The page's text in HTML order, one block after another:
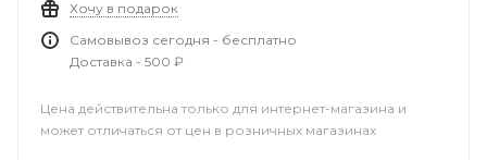
Хочу в подарок
Самовывоз сегодня - бесплатно
Доставка - 500 ₽
Цена действительна только для интернет-магазина и
может отличаться от цен в розничных магазинах